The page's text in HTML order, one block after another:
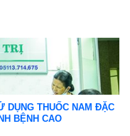
DỤNG THUỐC NAM ĐẶC
BỆNH CAO